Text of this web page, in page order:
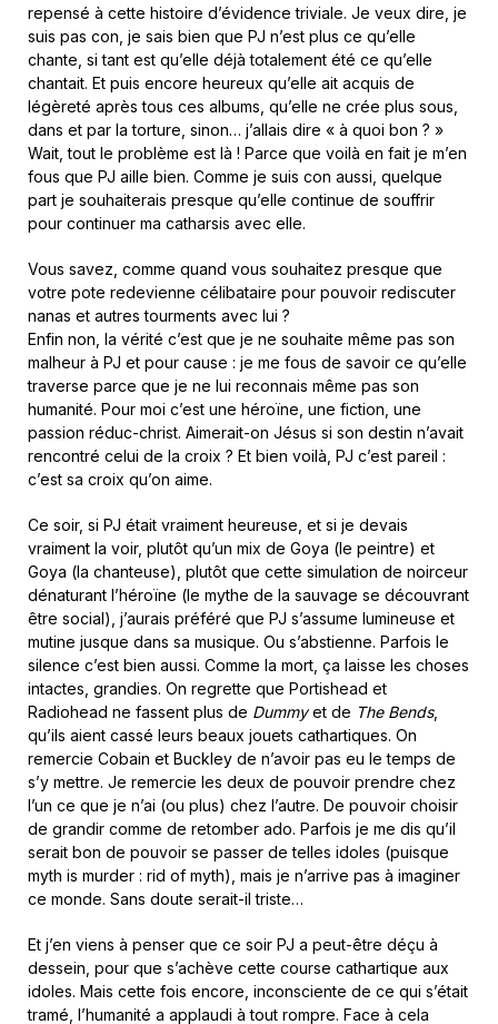
repensé à cette histoire d’évidence triviale. Je veux dire, je
suis pas con, je sais bien que PJ n’est plus ce qu’elle
chante, si tant est qu’elle déjà totalement été ce qu’elle
chantait. Et puis encore heureux qu’elle ait acquis de
légèreté après tous ces albums, qu’elle ne crée plus sous,
dans et par la torture, sinon… j’allais dire « à quoi bon ? »
Wait, tout le problème est là ! Parce que voilà en fait je m’en
fous que PJ aille bien. Comme je suis con aussi, quelque
part je souhaiterais presque qu’elle continue de souffrir
pour continuer ma catharsis avec elle.
Vous savez, comme quand vous souhaitez presque que
votre pote redevienne célibataire pour pouvoir rediscuter
nanas et autres tourments avec lui ?
Enfin non, la vérité c’est que je ne souhaite même pas son
malheur à PJ et pour cause : je me fous de savoir ce qu’elle
traverse parce que je ne lui reconnais même pas son
humanité. Pour moi c’est une héroïne, une fiction, une
passion réduc-christ. Aimerait-on Jésus si son destin n’avait
rencontré celui de la croix ? Et bien voilà, PJ c’est pareil :
c’est sa croix qu’on aime.
Ce soir, si PJ était vraiment heureuse, et si je devais
vraiment la voir, plutôt qu’un mix de Goya (le peintre) et
Goya (la chanteuse), plutôt que cette simulation de noirceur
dénaturant l’héroïne (le mythe de la sauvage se découvrant
être social), j’aurais préféré que PJ s’assume lumineuse et
mutine jusque dans sa musique. Ou s’abstienne. Parfois le
silence c’est bien aussi. Comme la mort, ça laisse les choses
intactes, grandies. On regrette que Portishead et
Radiohead ne fassent plus de Dummyet de The Bends,
qu’ils aient cassé leurs beaux jouets cathartiques. On
remercie Cobain et Buckley de n’avoir pas eu le temps de
s’y mettre. Je remercie les deux de pouvoir prendre chez
l’un ce que je n’ai (ou plus) chez l’autre. De pouvoir choisir
de grandir comme de retomber ado. Parfois je me dis qu’il
serait bon de pouvoir se passer de telles idoles (puisque
myth is murder : rid of myth), mais je n’arrive pas à imaginer
ce monde. Sans doute serait-il triste…
Et j’en viens à penser que ce soir PJ a peut-être déçu à
dessein, pour que s’achève cette course cathartique aux
idoles. Mais cette fois encore, inconsciente de ce qui s’était
tramé, l’humanité a applaudi à tout rompre. Face à cela